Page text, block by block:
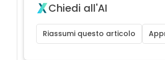
Chiedi all'AI
Riassumi questo articolo